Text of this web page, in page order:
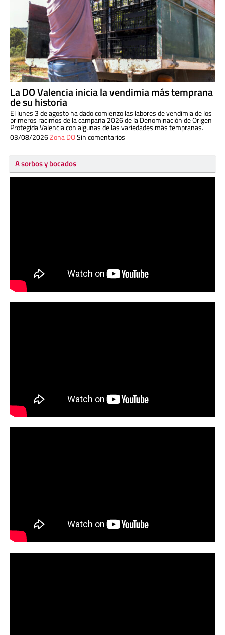
La DO Valencia inicia la vendimia más temprana
de su historia
El lunes 3 de agosto ha dado comienzo las labores de vendimia de los
primeros racimos de la campaña 2026 de la Denominación de Origen
Protegida Valencia con algunas de las variedades más tempranas.
03/08/2026Zona DOSin comentarios
A sorbos y bocados